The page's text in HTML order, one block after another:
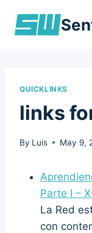
QUICKLINKS
links
By Luis May 9,
Parte I –
La Red
con